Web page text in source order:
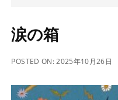
涙の箱
POSTED ON:2025年10月26日